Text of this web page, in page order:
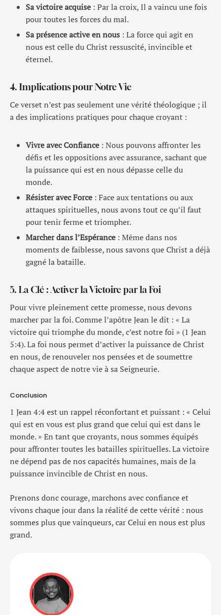
Sa victoire acquise : Par la croix, Il a vaincu une fois
pour toutes les forces du mal.
Sa présence active en nous : La force qui agit en
nous est celle du Christ ressuscité, invincible et
éternel.
4. Implications pour Notre Vie
Ce verset n’est pas seulement une vérité théologique ; il
a des implications pratiques pour chaque croyant :
Vivre avec Confiance : Nous pouvons affronter les
défis et les oppositions avec assurance, sachant que
la puissance qui est en nous dépasse celle du
monde.
Résister avec Force : Face aux tentations ou aux
attaques spirituelles, nous avons tout ce qu’il faut
pour tenir ferme et triompher.
Marcher dans l’Espérance : Même dans nos
moments de faiblesse, nous savons que Christ a déjà
gagné la bataille.
5. La Clé : Activer la Victoire par la Foi
Pour vivre pleinement cette promesse, nous devons
marcher par la foi. Comme l’apôtre Jean le dit : « La
victoire qui triomphe du monde, c’est notre foi » (1 Jean
5:4). La foi nous permet d’activer la puissance de Christ
en nous, de renouveler nos pensées et de soumettre
chaque aspect de notre vie à sa Seigneurie.
Conclusion
1 Jean 4:4 est un rappel réconfortant et puissant : « Celui
qui est en vous est plus grand que celui qui est dans le
monde. » En tant que croyants, nous sommes équipés
pour affronter toutes les batailles spirituelles. La victoire
ne dépend pas de nos capacités humaines, mais de la
puissance invincible de Christ en nous.
Prenons donc courage, marchons avec confiance et
vivons chaque jour dans la réalité de cette vérité : nous
sommes plus que vainqueurs, car Celui en nous est plus
grand.